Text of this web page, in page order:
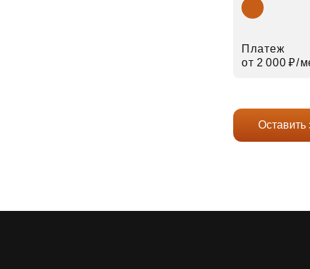
Платеж
от 2 000 ₽⁠/⁠
Оставить